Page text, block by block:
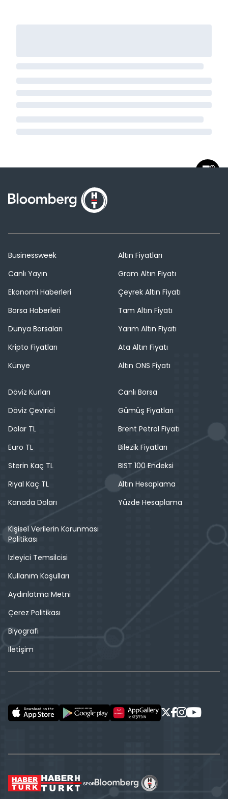
Businessweek
Canlı Yayın
Ekonomi Haberleri
Borsa Haberleri
Dünya Borsaları
Kripto Fiyatları
Künye
Altın Fiyatları
Gram Altın Fiyatı
Çeyrek Altın Fiyatı
Tam Altın Fiyatı
Yarım Altın Fiyatı
Ata Altın Fiyatı
Altın ONS Fiyatı
Döviz Kurları
Döviz Çevirici
Dolar TL
Euro TL
Sterin Kaç TL
Riyal Kaç TL
Kanada Doları
Canlı Borsa
Gümüş Fiyatları
Brent Petrol Fiyatı
Bilezik Fiyatları
BIST 100 Endeksi
Altın Hesaplama
Yüzde Hesaplama
Kişisel Verilerin Korunması
Politikası
İzleyici Temsilcisi
Kullanım Koşulları
Aydınlatma Metni
Çerez Politikası
Biyografi
İletişim